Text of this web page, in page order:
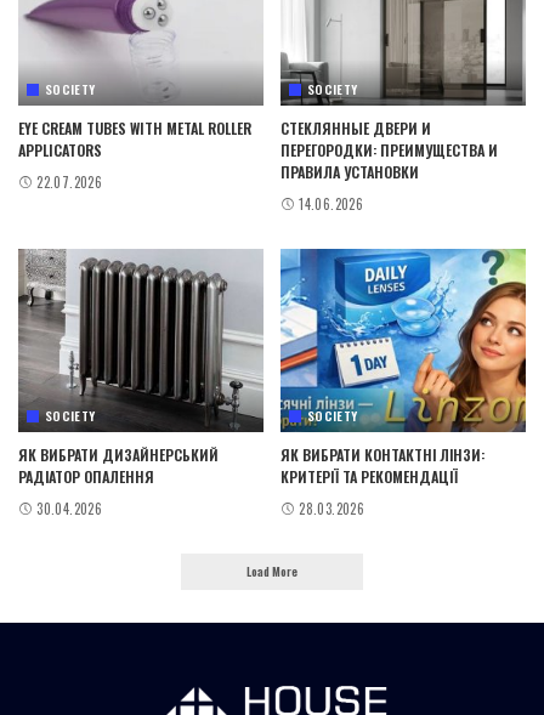
SOCIETY
EYE CREAM TUBES WITH METAL ROLLER
APPLICATORS
22.07.2026
SOCIETY
СТЕКЛЯННЫЕ ДВЕРИ И
ПЕРЕГОРОДКИ: ПРЕИМУЩЕСТВА И
ПРАВИЛА УСТАНОВКИ
14.06.2026
SOCIETY
ЯК ВИБРАТИ ДИЗАЙНЕРСЬКИЙ
РАДІАТОР ОПАЛЕННЯ
30.04.2026
SOCIETY
ЯК ВИБРАТИ КОНТАКТНІ ЛІНЗИ:
КРИТЕРІЇ ТА РЕКОМЕНДАЦІЇ
28.03.2026
Load More